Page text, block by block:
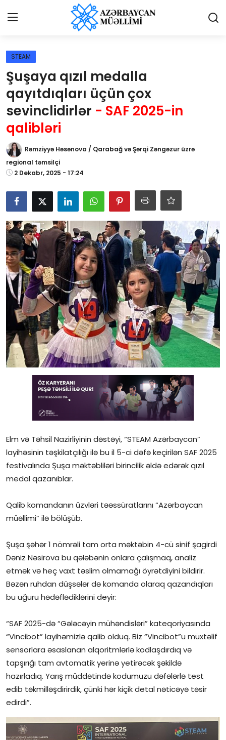
Qəzetə elan ver
Əlaqə
Haqqımızda
Reklam və elan
Biz kimik?
Bütün xəbərlər
Gündəlik
Rəsmi
Təhsil
Müsahibə
Elm və innovasiya
Təhlil
Reportaj
Pedaqogika
Regionlar
Qəzetin PDF arxivi
İctimai şura
STEAM
Şuşaya qızıl medalla
qayıtdıqları üçün çox
sevinclidirlər - SAF 2025-in
qalibləri
Rəmziyyə Həsənova / Qarabağ və Şərqi Zəngəzur üzrə
regional təmsilçi
2 Dekabr, 2025 - 17:24
Elm və Təhsil Nazirliyinin dəstəyi, “STEAM Azərbaycan”
layihəsinin təşkilatçılığı ilə bu il 5-ci dəfə keçirilən SAF 2025
festivalında Şuşa məktəbliləri birincilik əldə edərək qızıl
medal qazanıblar.
Qalib komandanın üzvləri təəssüratlarını “Azərbaycan
müəllimi” ilə bölüşüb.
Şuşa şəhər 1 nömrəli tam orta məktəbin 4-cü sinif şagirdi
Dəniz Nəsirova bu qələbənin onlara çalışmaq, analiz
etmək və heç vaxt təslim olmamağı öyrətdiyini bildirir.
Bəzən ruhdan düşsələr də komanda olaraq qazandıqları
bu uğuru hədəflədiklərini deyir:
“SAF 2025-də “Gələcəyin mühəndisləri” kateqoriyasında
“Vincibot” layihəmizlə qalib olduq. Biz “Vincibot”u müxtəlif
sensorlara əsaslanan alqoritmlərlə kodlaşdırdıq və
tapşırığı tam avtomatik yerinə yetirəcək şəkildə
hazırladıq. Yarış müddətində kodumuzu dəfələrlə test
edib təkmilləşdirirdik, çünki hər kiçik detal nəticəyə təsir
edirdi”.